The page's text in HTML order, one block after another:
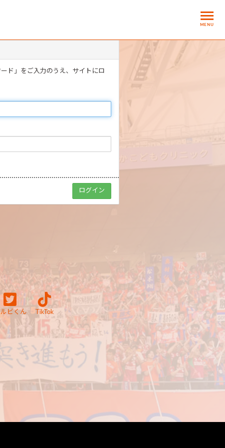
MENU
ド」をご入力のうえ、サイトにロ
ビくん TikTok